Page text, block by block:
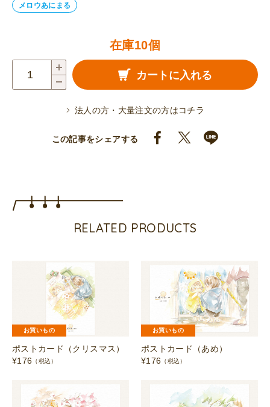
メロウあにまる
在庫10個
個
カートに入れる
法人の方・大量注文の方はコチラ
この記事をシェアする
RELATED PRODUCTS
お買いもの
ポストカード（クリスマス）
¥176 （税込）
お買いもの
ポストカード（あめ）
¥176 （税込）